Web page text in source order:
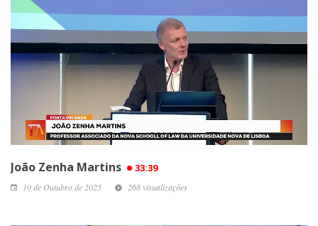
João Zenha Martins 33:39
10 de Outubro de 2025 268 visualizações